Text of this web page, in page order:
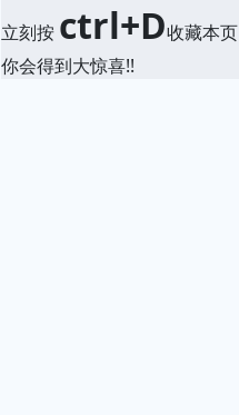
立刻按 ctrl+D收藏本页
你会得到大惊喜!!